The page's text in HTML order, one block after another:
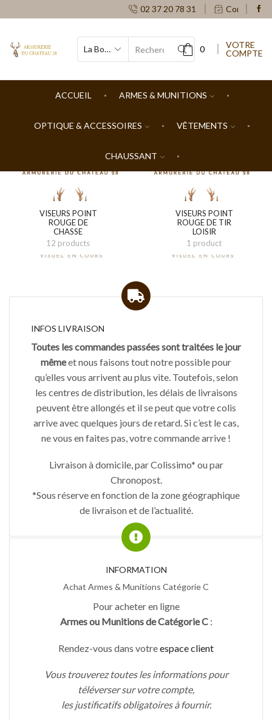
02 37 20 78 31 Contacts
SEARCH
0
VOTRE
COMPTE
ACCUEIL ARMES & MUNITIONS
OPTIQUE & ACCESSOIRES VÊTEMENTS
CHAUSSANT
VISEURS POINT
ROUGE DE
CHASSE
12 products
VISEURS POINT
ROUGE DE TIR
LOISIR
1 product
INFOS LIVRAISON
Toutes les commandes passées sont traitées le jour
mêmeet nous faisons tout notre possible pour
qu’elles vous arrivent au plus vite. Toutefois, selon
les centres de distribution, les délais de livraisons
peuvent être allongés et il se peut que votre colis
arrive avec quelques jours de retard. Si c’est le cas,
ne vous en faites pas, votre commande arrive !
Livraison à domicile, par Colissimo* ou par
Chronopost.
*Sous réserve en fonction de la zone géographique
de livraison et de l’actualité.
INFORMATION
Achat Armes & Munitions Catégorie C
Pour acheter en ligne
Armes ou Munitions de Catégorie C:
Rendez-vous dans votreespace client
Vous trouverez toutes les informations pour
téléverser sur votre compte,
les justificatifs obligatoires à fournir.